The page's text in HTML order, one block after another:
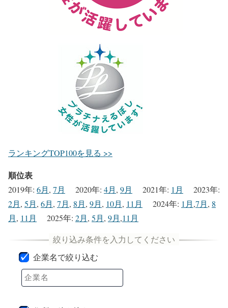
ランキングTOP100を見る >>
順位表
2019年: 6月, 7月 2020年: 4月, 9月 2021年: 1月 2023年:
2月, 5月, 6月, 7月, 8月, 9月, 10月, 11月 2024年: 1月,7月, 8
月, 11月 2025年: 2月, 5月, 9月,11月
企業名で絞り込む